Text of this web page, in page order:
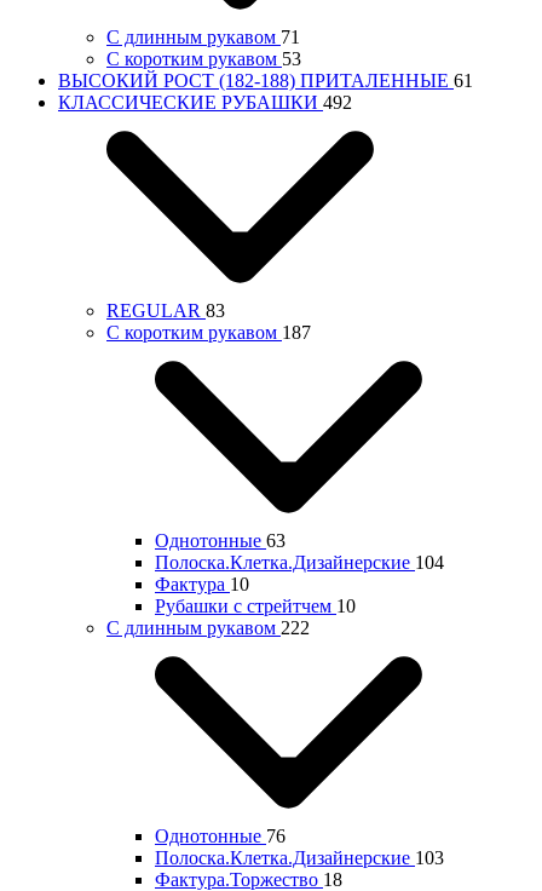
С длинным рукавом 71
С коротким рукавом 53
ВЫСОКИЙ РОСТ (182-188) ПРИТАЛЕННЫЕ 61
КЛАССИЧЕСКИЕ РУБАШКИ 492
REGULAR 83
С коротким рукавом 187
Однотонные 63
Полоска.Клетка.Дизайнерские 104
Фактура 10
Рубашки с стрейтчем 10
С длинным рукавом 222
Однотонные 76
Полоска.Клетка.Дизайнерские 103
Фактура.Торжество 18